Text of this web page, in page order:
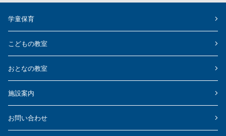
学童保育
こどもの教室
おとなの教室
施設案内
お問い合わせ